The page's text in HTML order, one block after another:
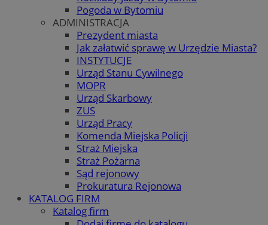
Pogoda w Bytomiu
ADMINISTRACJA
Prezydent miasta
Jak załatwić sprawę w Urzędzie Miasta?
INSTYTUCJE
Urząd Stanu Cywilnego
MOPR
Urząd Skarbowy
ZUS
Urząd Pracy
Komenda Miejska Policji
Straż Miejska
Straż Pożarna
Sąd rejonowy
Prokuratura Rejonowa
KATALOG FIRM
Katalog firm